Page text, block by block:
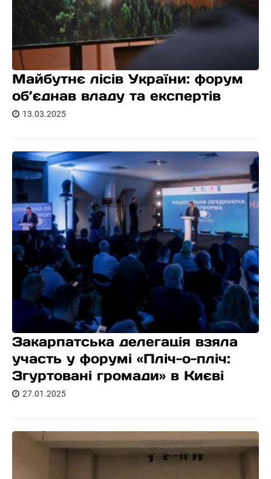
Майбутнє лісів України: форум
об’єднав владу та експертів
13.03.2025
Закарпатська делегація взяла
участь у форумі «Пліч-о-пліч:
Згуртовані громади» в Києві
27.01.2025